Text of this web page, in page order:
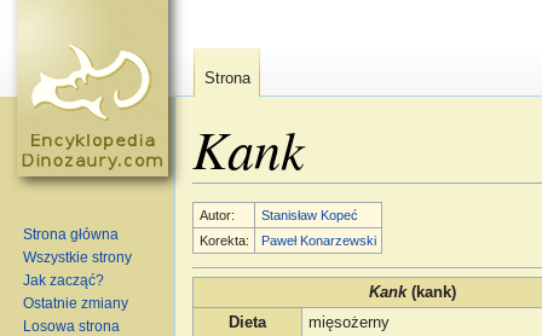
Kank
Autor:
Stanisław Kopeć
Korekta:
Paweł Konarzewski
Kank(kank)
Dieta
mięsożerny
Strona
Strona główna
Wszystkie strony
Jak zacząć?
Ostatnie zmiany
Losowa strona